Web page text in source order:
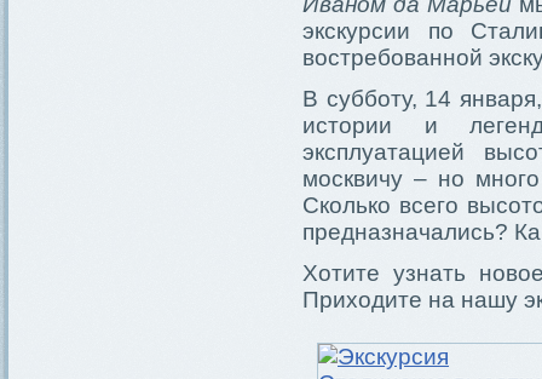
экскурсии по
востребованной
В субботу, 14
истории и
эксплуатацией
москвичу – но
Сколько всего
предназначались?
Хотите узнать
Приходите на нашу